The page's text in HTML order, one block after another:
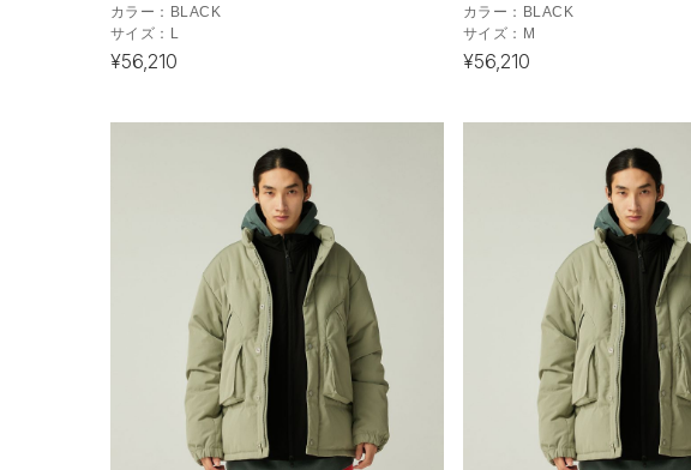
カラー： BLACK
サイズ： L
¥56,210
カラー： BLACK
サイズ： M
¥56,210